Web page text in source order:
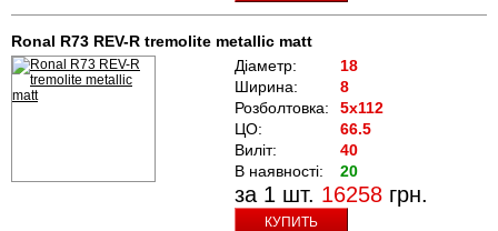
Ronal R73 REV-R tremolite metallic matt
Діаметр:
18
Ширина:
8
Розболтовка:
5x112
ЦО:
66.5
Виліт:
40
В наявності:
20
за 1 шт. 16258 грн.
КУПИТЬ